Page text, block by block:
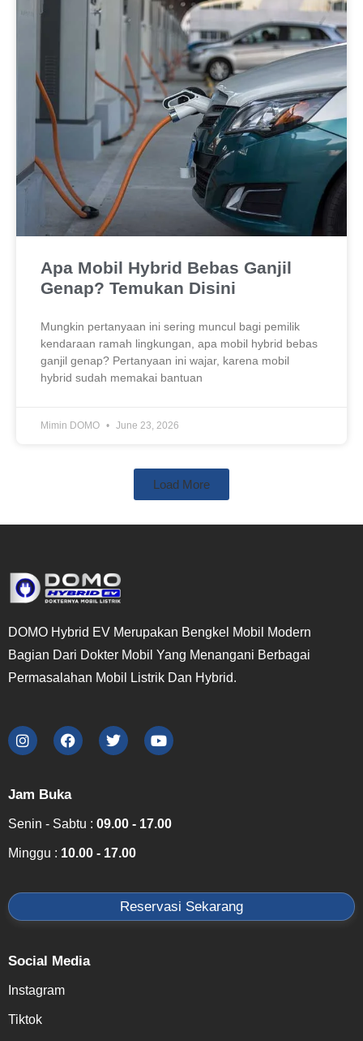
Apa Mobil Hybrid Bebas Ganjil
Genap? Temukan Disini
Mungkin pertanyaan ini sering muncul bagi pemilik
kendaraan ramah lingkungan, apa mobil hybrid bebas
ganjil genap? Pertanyaan ini wajar, karena mobil
hybrid sudah memakai bantuan
Mimin DOMO June 23, 2026
Load More
DOMO Hybrid EV Merupakan Bengkel Mobil Modern
Bagian Dari Dokter Mobil Yang Menangani Berbagai
Permasalahan Mobil Listrik Dan Hybrid.
Jam Buka
Senin - Sabtu : 09.00 - 17.00
Minggu : 10.00 - 17.00
Reservasi Sekarang
Social Media
Instagram
Tiktok